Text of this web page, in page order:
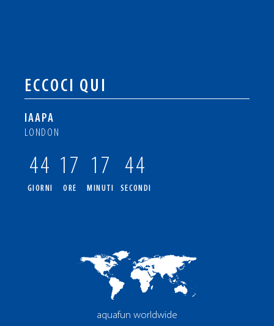
ECCOCI QUI
IAAPA
LONDON
44
GIORNI
17
ORE
17
MINUTI
43
SECONDI
aquafun worldwide